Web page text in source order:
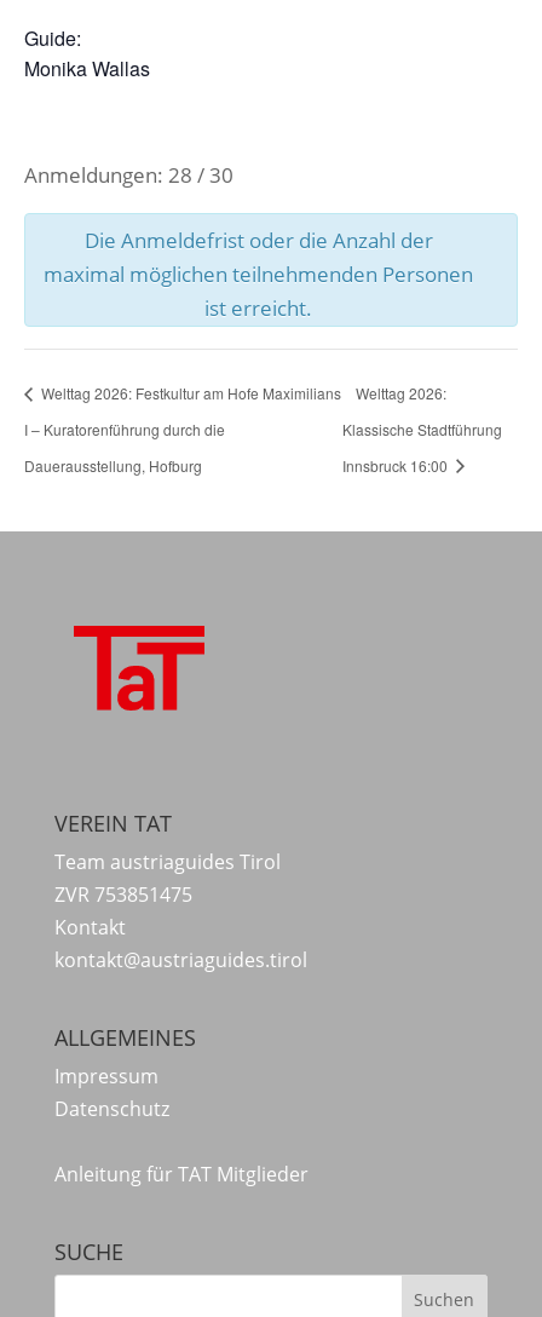
Guide:
Monika Wallas
Anmeldungen: 28 / 30
Die Anmeldefrist oder die Anzahl der
maximal möglichen teilnehmenden Personen
ist erreicht.
Welttag 2026: Festkultur am Hofe Maximilians
I – Kuratorenführung durch die
Dauerausstellung, Hofburg
Welttag 2026:
Klassische Stadtführung
Innsbruck 16:00
VEREIN TAT
Team austriaguides Tirol
ZVR 753851475
Kontakt
kontakt@austriaguides.tirol
ALLGEMEINES
Impressum
Datenschutz
Anleitung für TAT Mitglieder
SUCHE